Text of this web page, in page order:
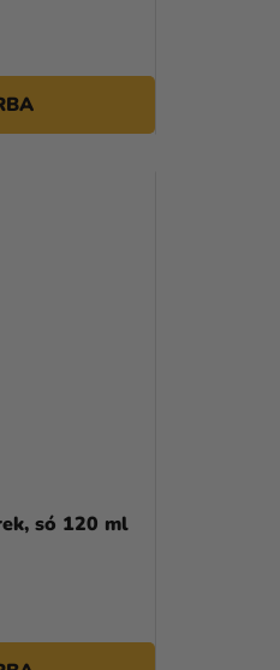
só 120 ml